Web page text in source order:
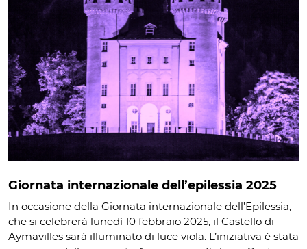
Giornata internazionale dell’epilessia 2025
In occasione della Giornata internazionale dell’Epilessia,
che si celebrerà lunedì 10 febbraio 2025, il Castello di
Aymavilles sarà illuminato di luce viola. L’iniziativa è stata